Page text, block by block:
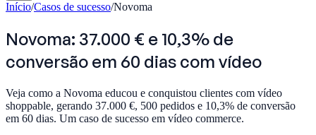
Início/Casos de sucesso/Novoma
Novoma: 37.000 € e 10,3% de
conversão em 60 dias com vídeo
Veja como a Novoma educou e conquistou clientes com vídeo
shoppable, gerando 37.000 €, 500 pedidos e 10,3% de conversão
em 60 dias. Um caso de sucesso em vídeo commerce.